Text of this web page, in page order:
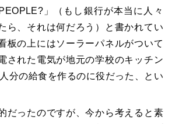
」（もし銀行が本当に人々
ら、それは何だろう）と書かれてい
板の上にはソーラーパネルがついて
された電気が地元の学校のキッチン
分の給食を作るのに役だった、とい
だったのですが、今から考えると素